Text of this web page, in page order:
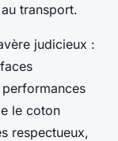
transport.
judicieux :
le coton
respectueux,